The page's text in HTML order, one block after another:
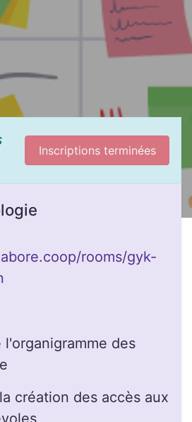
Inscriptions terminées
rooms/gyk-
des
création des accès aux